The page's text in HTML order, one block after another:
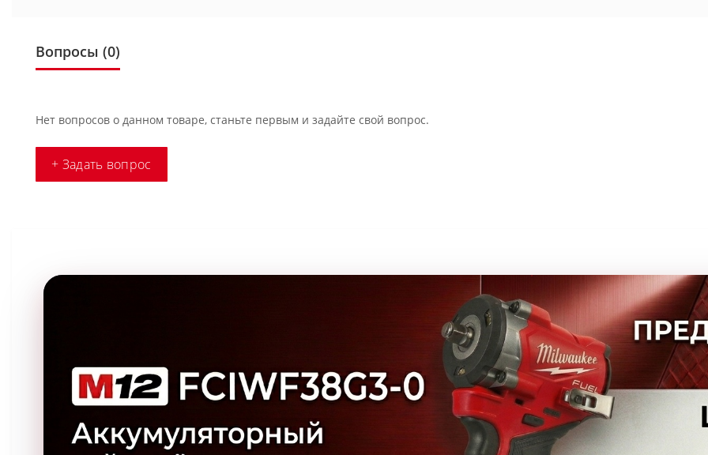
Вопросы (0)
Нет вопросов о данном товаре, станьте первым и задайте свой вопрос.
+ Задать вопрос